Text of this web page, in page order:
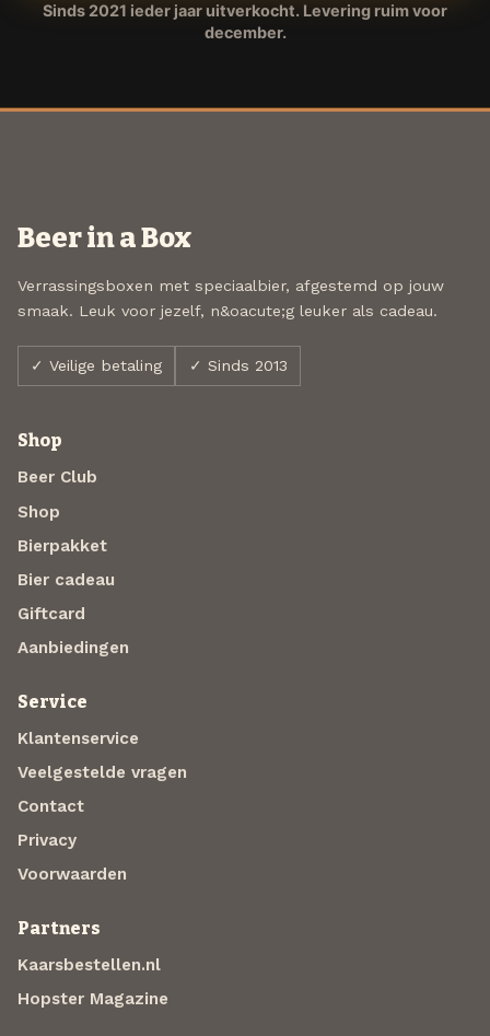
Sinds 2021 ieder jaar uitverkocht. Levering ruim voor
december.
Beer in a Box
Verrassingsboxen met speciaalbier, afgestemd op jouw
smaak. Leuk voor jezelf, n&oacute;g leuker als cadeau.
✓ Veilige betaling ✓ Sinds 2013
Shop
Beer Club
Shop
Bierpakket
Bier cadeau
Giftcard
Aanbiedingen
Service
Klantenservice
Veelgestelde vragen
Contact
Privacy
Voorwaarden
Partners
Kaarsbestellen.nl
Hopster Magazine